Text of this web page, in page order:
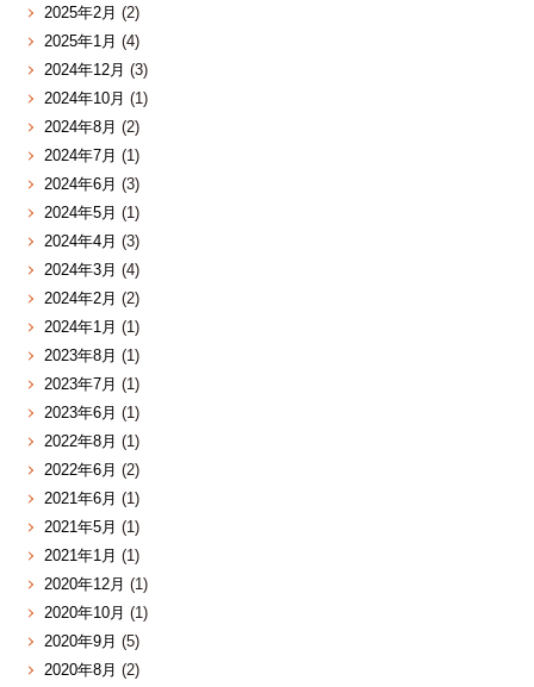
2025年2月 (2)
2025年1月 (4)
2024年12月 (3)
2024年10月 (1)
2024年8月 (2)
2024年7月 (1)
2024年6月 (3)
2024年5月 (1)
2024年4月 (3)
2024年3月 (4)
2024年2月 (2)
2024年1月 (1)
2023年8月 (1)
2023年7月 (1)
2023年6月 (1)
2022年8月 (1)
2022年6月 (2)
2021年6月 (1)
2021年5月 (1)
2021年1月 (1)
2020年12月 (1)
2020年10月 (1)
2020年9月 (5)
2020年8月 (2)